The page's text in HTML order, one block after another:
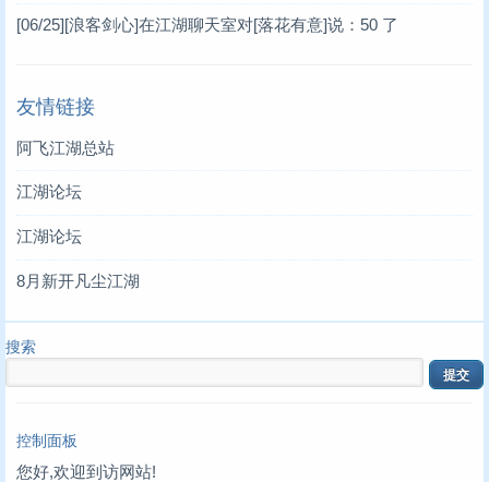
[06/25][浪客剑心]在江湖聊天室对[落花有意]说：50 了
友情链接
阿飞江湖总站
江湖论坛
江湖论坛
8月新开凡尘江湖
搜索
控制面板
您好,欢迎到访网站!